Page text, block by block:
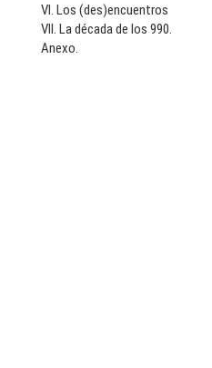
VI. Los (des)encuentros
VII. La década de los 990.
Anexo.